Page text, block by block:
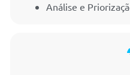
Análise e